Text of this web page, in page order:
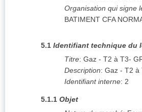
Organisation qui signe
BATIMENT CFA
5.1 Identifiant technique du
Titre: Gaz - T2 à T3-
Description: Gaz - T2 à
Identifiant interne: 2
5.1.1 Objet